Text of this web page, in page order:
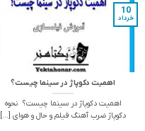
اهمیت دکوپاژ در سینما چیست؟
اهمیت دکوپاژ در سینما چیست؟ نحوه
دکوپاژ ضرب آهنگ فیلم و حال و هوای [...]
10
خرداد